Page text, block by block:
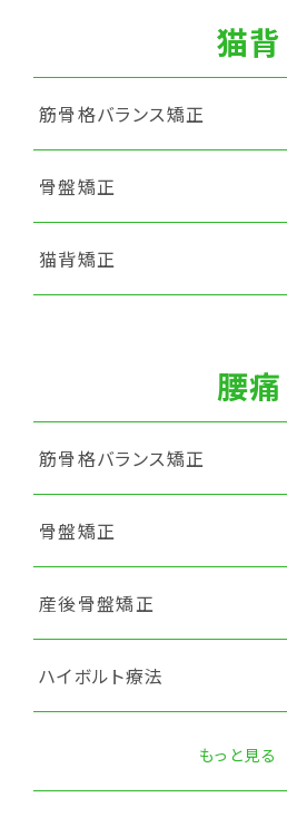
猫背
筋骨格バランス矯正
骨盤矯正
猫背矯正
腰痛
筋骨格バランス矯正
骨盤矯正
産後骨盤矯正
ハイボルト療法
もっと見る